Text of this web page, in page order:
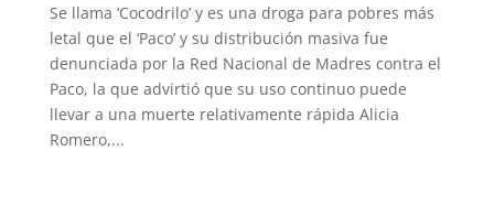
Se llama ‘Cocodrilo’ y es una droga para pobres más
letal que el ‘Paco’ y su distribución masiva fue
denunciada por la Red Nacional de Madres contra el
Paco, la que advirtió que su uso continuo puede
llevar a una muerte relativamente rápida Alicia
Romero,...